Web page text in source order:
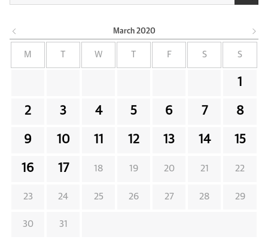
March 2020
M W F S S
1
2 3 4 5 6 7 8
9 10 11 12 13 14 15
16 17 18 19 20 21 22
23 24 25 26 27 28 29
30 31